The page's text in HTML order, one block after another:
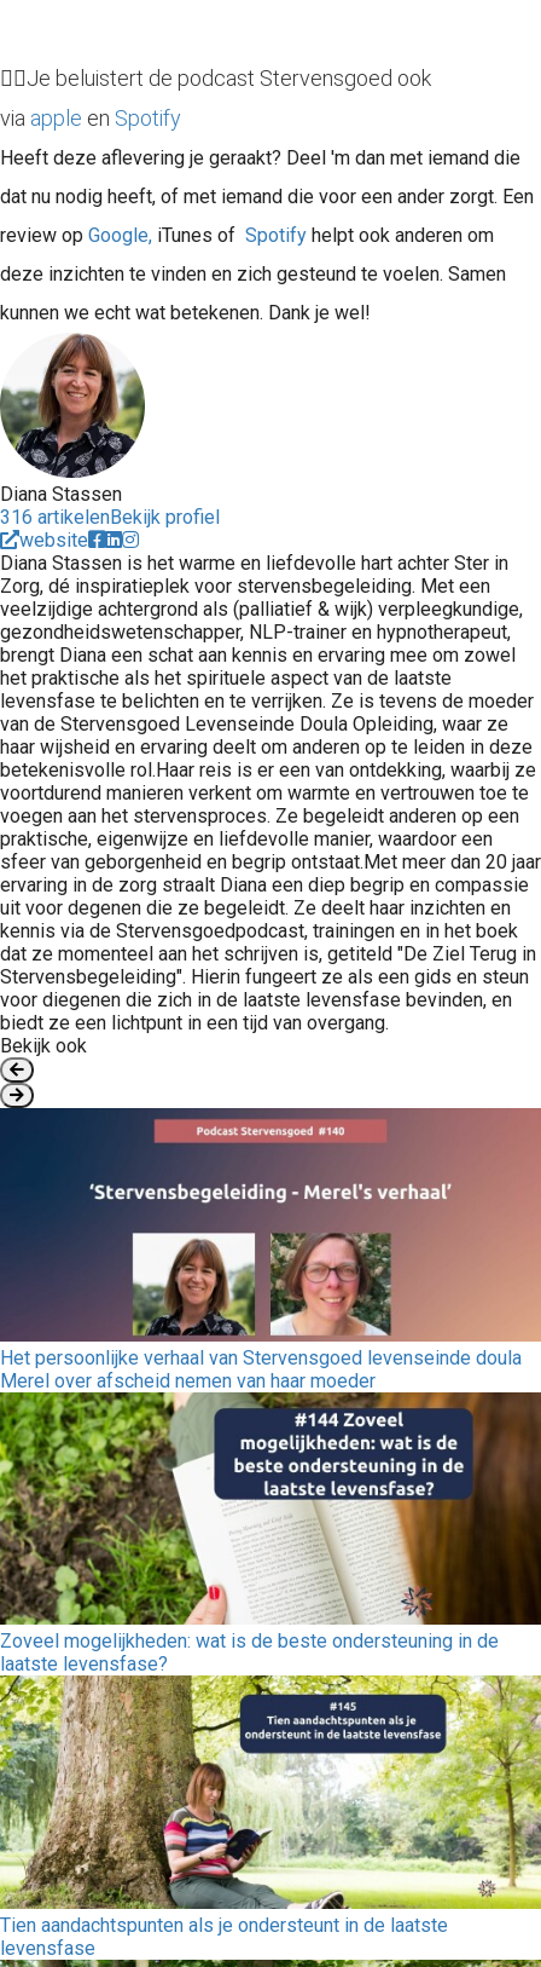
👉🏻Je beluistert de podcast Stervensgoed ook
via apple en Spotify
Heeft deze aflevering je geraakt? Deel 'm dan met iemand die
dat nu nodig heeft, of met iemand die voor een ander zorgt. Een
review op Google, iTunes of Spotify helpt ook anderen om
deze inzichten te vinden en zich gesteund te voelen. Samen
kunnen we echt wat betekenen. Dank je wel!
Diana Stassen
316 artikelenBekijk profiel
website
Diana Stassen is het warme en liefdevolle hart achter Ster in
Zorg, dé inspiratieplek voor stervensbegeleiding. Met een
veelzijdige achtergrond als (palliatief & wijk) verpleegkundige,
gezondheidswetenschapper, NLP-trainer en hypnotherapeut,
brengt Diana een schat aan kennis en ervaring mee om zowel
het praktische als het spirituele aspect van de laatste
levensfase te belichten en te verrijken. Ze is tevens de moeder
van de Stervensgoed Levenseinde Doula Opleiding, waar ze
haar wijsheid en ervaring deelt om anderen op te leiden in deze
betekenisvolle rol.Haar reis is er een van ontdekking, waarbij ze
voortdurend manieren verkent om warmte en vertrouwen toe te
voegen aan het stervensproces. Ze begeleidt anderen op een
praktische, eigenwijze en liefdevolle manier, waardoor een
sfeer van geborgenheid en begrip ontstaat.Met meer dan 20 jaar
ervaring in de zorg straalt Diana een diep begrip en compassie
uit voor degenen die ze begeleidt. Ze deelt haar inzichten en
kennis via de Stervensgoedpodcast, trainingen en in het boek
dat ze momenteel aan het schrijven is, getiteld "De Ziel Terug in
Stervensbegeleiding". Hierin fungeert ze als een gids en steun
voor diegenen die zich in de laatste levensfase bevinden, en
biedt ze een lichtpunt in een tijd van overgang.
Bekijk ook
Het persoonlijke verhaal van Stervensgoed levenseinde doula
Merel over afscheid nemen van haar moeder
Zoveel mogelijkheden: wat is de beste ondersteuning in de
laatste levensfase?
Tien aandachtspunten als je ondersteunt in de laatste
levensfase